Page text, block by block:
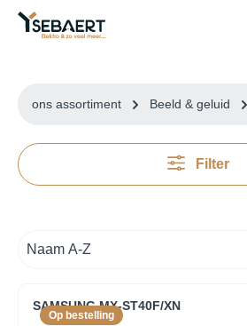
ons assortiment Beeld & geluid
Filter
Op bestelling
SAMSUNG MX-ST40F/XN